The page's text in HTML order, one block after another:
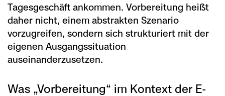
Tagesgeschäft ankommen. Vorbereitung heißt
daher nicht, einem abstrakten Szenario
vorzugreifen, sondern sich strukturiert mit der
eigenen Ausgangssituation
auseinanderzusetzen.
Was „Vorbereitung“ im Kontext der E-